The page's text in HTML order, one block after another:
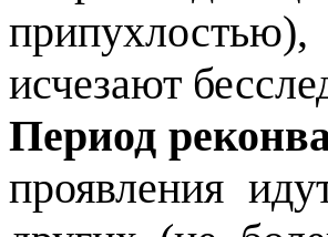
исчезают
Период
проявления